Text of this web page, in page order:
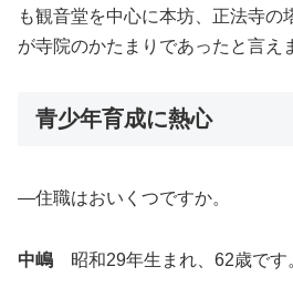
も観音堂を中心に本坊、正法寺の
が寺院のかたまりであったと言え
青少年育成に熱心
―住職はおいくつですか。
中嶋 昭和29年生まれ、62歳です